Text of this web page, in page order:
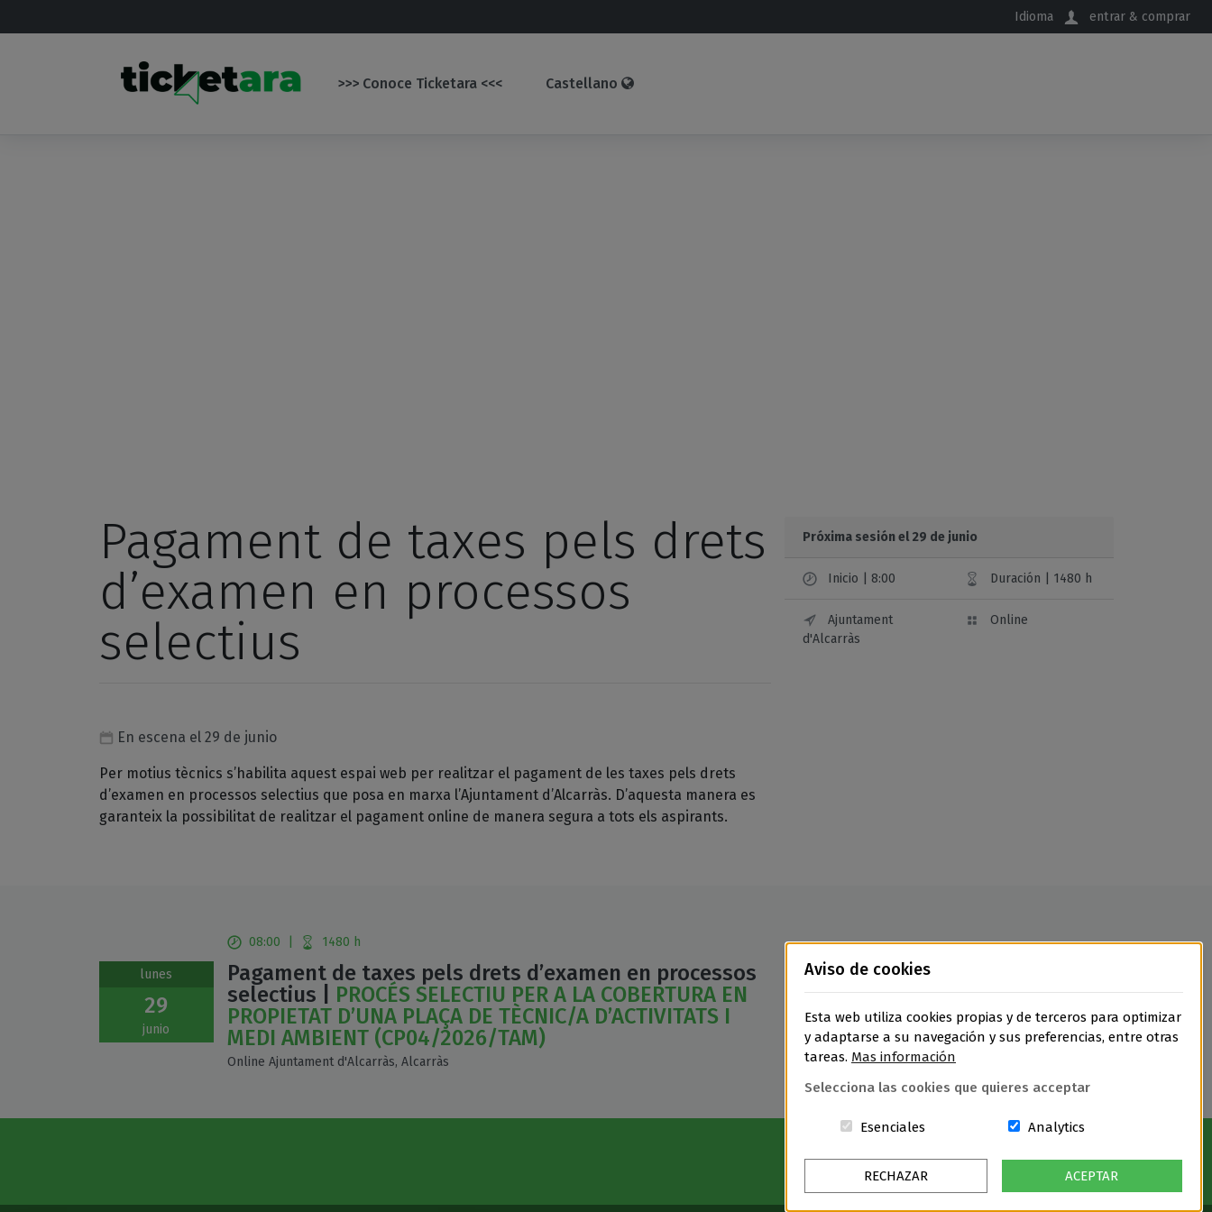
Idioma entrar & comprar
>>> Conoce Ticketara <<< Castellano
Pagament de taxes pels drets
d’examen en processos
selectius
Próxima sesión el 29 de junio
Inicio | 8:00 Duración | 1480 h
Ajuntament
d'Alcarràs
Online
En escena el 29 de junio
Per motius tècnics s’habilita aquest espai web per realitzar el pagament de les taxes pels drets
d’examen en processos selectius que posa en marxa l’Ajuntament d’Alcarràs. D’aquesta manera es
garanteix la possibilitat de realitzar el pagament online de manera segura a tots els aspirants.
lunes
29
junio
08:00 1480 h
Pagament de taxes pels drets d’examen en processos
selectius | PROCÉS SELECTIU PER A LA COBERTURA EN
PROPIETAT D’UNA PLAÇA DE TÈCNIC/A D’ACTIVITATS I
MEDI AMBIENT (CP04/2026/TAM)
Online Ajuntament d'Alcarràs, Alcarràs
Entradas
Quedan 93entradas disponibles
Aviso de cookies
Esta web utiliza cookies propias y de terceros para optimizar
y adaptarse a su navegación y sus preferencias, entre otras
tareas. Mas información
Selecciona las cookies que quieres acceptar
Esenciales Estas cookies són essenciales para el lugar
Analytics
RECHAZAR ACEPTAR